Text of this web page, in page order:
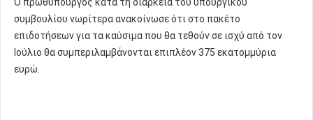
συμβουλίου νωρίτερα ανακοίνωσε ότι στο πακέτο
επιδοτήσεων για τα καύσιμα που θα τεθούν σε ισχύ από τον
Ιούλιο θα συμπεριλαμβάνονται επιπλέον 375 εκατομμύρια
ευρώ.